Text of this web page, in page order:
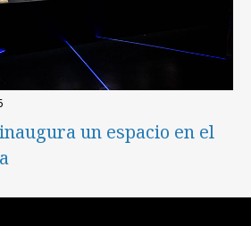
un espacio en el